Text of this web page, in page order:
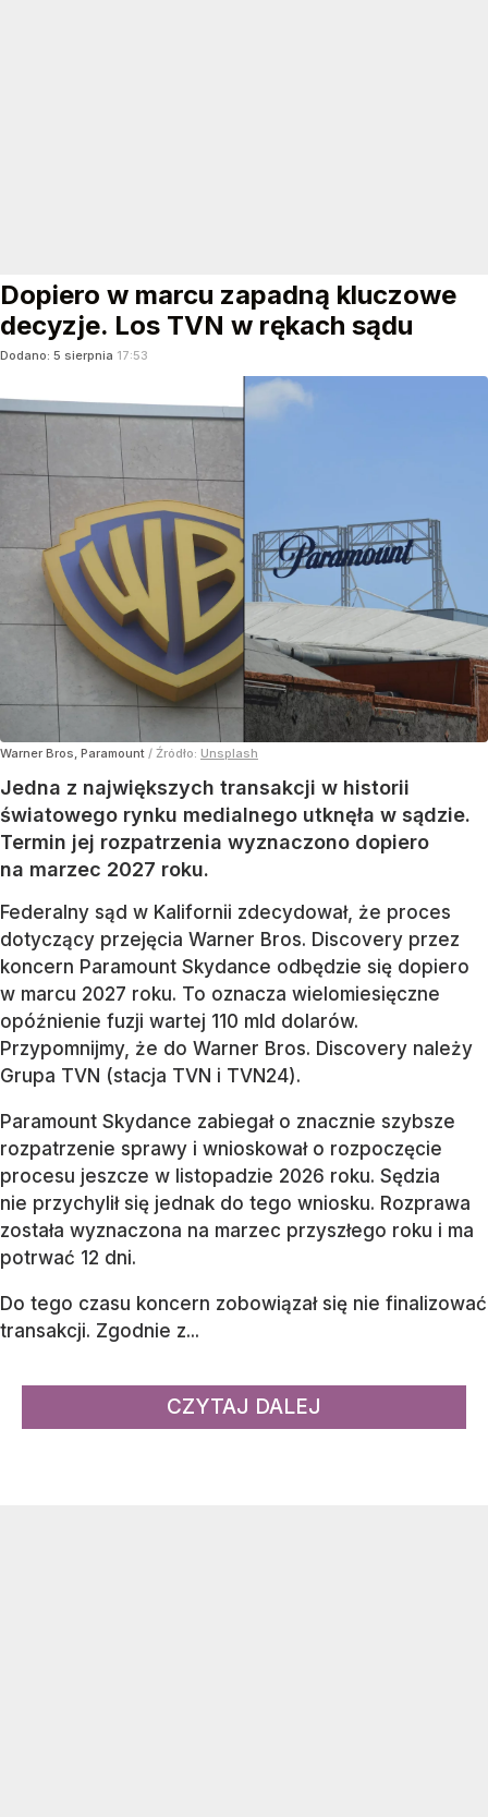
Dopiero w marcu zapadną kluczowe
decyzje. Los TVN w rękach sądu
Dodano: 5 sierpnia 17:53
Warner Bros, Paramount / Źródło: Unsplash
Jedna z największych transakcji w historii
światowego rynku medialnego utknęła w sądzie.
Termin jej rozpatrzenia wyznaczono dopiero
na marzec 2027 roku.
Federalny sąd w Kalifornii zdecydował, że proces
dotyczący przejęcia Warner Bros. Discovery przez
koncern Paramount Skydance odbędzie się dopiero
w marcu 2027 roku. To oznacza wielomiesięczne
opóźnienie fuzji wartej 110 mld dolarów.
Przypomnijmy, że do Warner Bros. Discovery należy
Grupa TVN (stacja TVN i TVN24).
Paramount Skydance zabiegał o znacznie szybsze
rozpatrzenie sprawy i wnioskował o rozpoczęcie
procesu jeszcze w listopadzie 2026 roku. Sędzia
nie przychylił się jednak do tego wniosku. Rozprawa
została wyznaczona na marzec przyszłego roku i ma
potrwać 12 dni.
Do tego czasu koncern zobowiązał się nie finalizować
transakcji. Zgodnie z...
CZYTAJ DALEJ